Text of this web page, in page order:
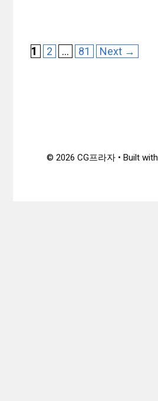
Page
1 Page
2 … Page
81 Next →
© 2026 CG프라자• Built with